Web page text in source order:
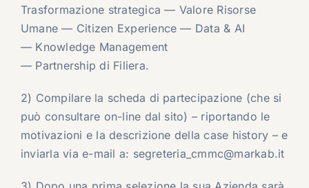
Trasformazione strategica — Valore Risorse
Umane — Citizen Experience — Data & AI
— Knowledge Management
— Partnership di Filiera.
2) Compilare la scheda di partecipazione (che si
può consultare on-line dal sito) – riportando le
motivazioni e la descrizione della case history – e
inviarla via e-mail a: segreteria_cmmc@markab.it